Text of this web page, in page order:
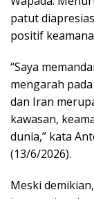
patut
positif
“Saya
mengarah
dan Iran
kawasan,
dunia,” kata
(13/6/2026).
Meski